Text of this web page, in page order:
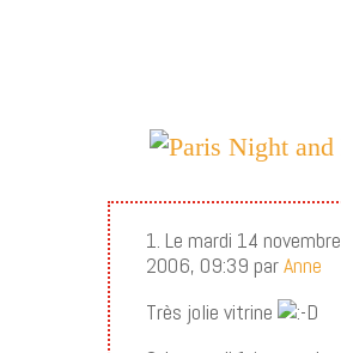
1. Le mardi 14 novembre
2006, 09:39 parAnne
Très jolie vitrine